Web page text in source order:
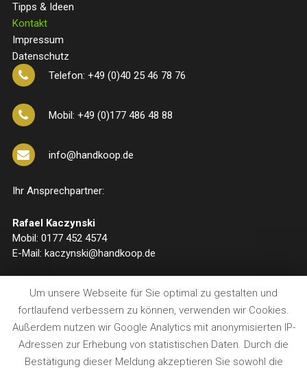
Tipps & Ideen
Kontakt
Impressum
Datenschutz
Telefon: +49 (0)40 25 46 78 76
Mobil: +49 (0)177 486 48 88
info@handkoop.de
Ihr Ansprechpartner:
Rafael Kaczynski
Mobil: 0177 452 4574
E-Mail: kaczynski@handkoop.de
Um unsere Webseite für Sie optimal zu gestalten und
fortlaufend verbessern zu können, verwenden wir Cookies.
Außerdem nutzen wir Google Analytics mit anonymisierten IP-
Adressen zur Erhebung von statistischen Daten. Durch die
Bestätigung dieser Meldung akzeptieren Sie sowohl die